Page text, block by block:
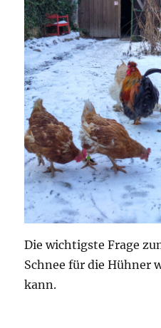
Die wichtigste Frage
Schnee für die Hühner
kann.